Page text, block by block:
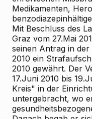
Medikamenten,
Mit Beschluss des
Graz vom 27.Mai
seinen Antrag in
2010 ein
2010 gewährt. Der
17.Juni 2010 bis
Kreis" in der
untergebracht, wo